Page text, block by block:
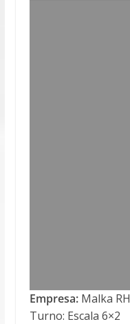
Empresa:Malka RH
Turno: Escala 6×2